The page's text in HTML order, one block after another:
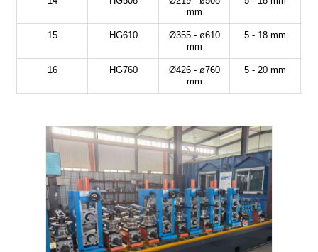
mm
15 HG610
Ø355 - ø610
mm
5 - 18 mm
16 HG760
Ø426 - ø760
mm
5 - 20 mm